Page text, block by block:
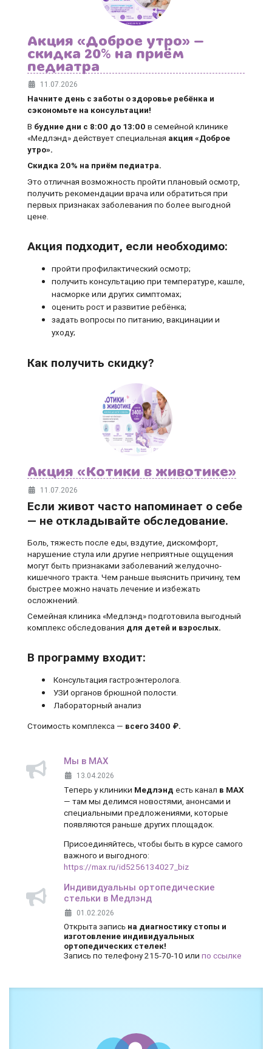
Акция «Доброе утро» —
скидка 20% на приём
педиатра
11.07.2026
Начните день с заботы о здоровье ребёнка и
сэкономьте на консультации!
В будние дни с 8:00 до 13:00 в семейной клинике
«Медлэнд» действует специальная акция «Доброе
утро».
Скидка 20% на приём педиатра.
Это отличная возможность пройти плановый осмотр,
получить рекомендации врача или обратиться при
первых признаках заболевания по более выгодной
цене.
Акция подходит, если необходимо:
пройти профилактический осмотр;
получить консультацию при температуре, кашле,
насморке или других симптомах;
оценить рост и развитие ребёнка;
задать вопросы по питанию, вакцинации и
уходу;
Как получить скидку?
Акция «Котики в животике»
11.07.2026
Если живот часто напоминает о себе
— не откладывайте обследование.
Боль, тяжесть после еды, вздутие, дискомфорт,
нарушение стула или другие неприятные ощущения
могут быть признаками заболеваний желудочно-
кишечного тракта. Чем раньше выяснить причину, тем
быстрее можно начать лечение и избежать
осложнений.
Семейная клиника «Медлэнд» подготовила выгодный
комплекс обследования для детей и взрослых.
В программу входит:
Консультация гастроэнтеролога.
УЗИ органов брюшной полости.
Лабораторный анализ
Стоимость комплекса — всего 3400 ₽.
Мы в MAX
13.04.2026
Теперь у клиники Медлэнд есть канал в MAX
— там мы делимся новостями, анонсами и
специальными предложениями, которые
появляются раньше других площадок.
Присоединяйтесь, чтобы быть в курсе самого
важного и выгодного:
https://max.ru/id5256134027_biz
Индивидуальны ортопедические
стельки в Медлэнд
01.02.2026
Открыта запись на диагностику стопы и
изготовление индивидуальных
ортопедических стелек!
Запись по телефону 215-70-10 или по ссылке